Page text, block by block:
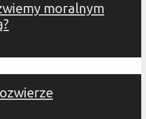
moralnym